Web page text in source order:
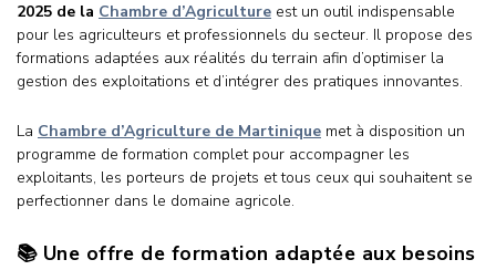
2025 de la Chambre d’Agriculture est un outil indispensable
pour les agriculteurs et professionnels du secteur. Il propose des
formations adaptées aux réalités du terrain afin d’optimiser la
gestion des exploitations et d’intégrer des pratiques innovantes.
La Chambre d’Agriculture de Martinique met à disposition un
programme de formation complet pour accompagner les
exploitants, les porteurs de projets et tous ceux qui souhaitent se
perfectionner dans le domaine agricole.
📚 Une offre de formation adaptée aux besoins